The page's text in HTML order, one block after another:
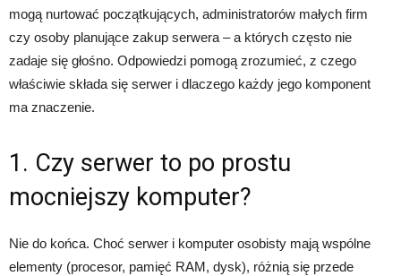
mogą nurtować początkujących, administratorów małych firm
czy osoby planujące zakup serwera – a których często nie
zadaje się głośno. Odpowiedzi pomogą zrozumieć, z czego
właściwie składa się serwer i dlaczego każdy jego komponent
ma znaczenie.
1. Czy serwer to po prostu
mocniejszy komputer?
Nie do końca. Choć serwer i komputer osobisty mają wspólne
elementy (procesor, pamięć RAM, dysk), różnią się przede